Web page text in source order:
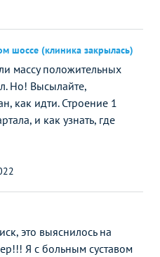
шоссе (клиника закрылась)
массу положительных
Но! Высылайте,
как идти. Строение 1
и как узнать, где
это выяснилось на
Я с больным суставом